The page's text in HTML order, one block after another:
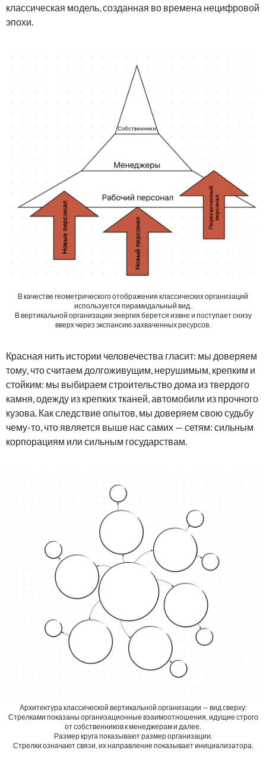
классическая модель, созданная во времена нецифровой
эпохи.
В качестве геометрического отображения классических организаций
используется пирамидальный вид.
В вертикальной организации энергия берется извне и поступает снизу
вверх через экспансию захваченных ресурсов.
Красная нить истории человечества гласит: мы доверяем
тому, что считаем долгоживущим, нерушимым, крепким и
стойким: мы выбираем строительство дома из твердого
камня, одежду из крепких тканей, автомобили из прочного
кузова. Как следствие опытов, мы доверяем свою судьбу
чему-то, что является выше нас самих — сетям: сильным
корпорациям или сильным государствам.
Архитектура классической вертикальной организации — вид сверху:
Стрелками показаны организационные взаимоотношения, идущие строго
от собственников к менеджерам и далее.
Размер круга показывают размер организации.
Стрелки означают связи, их направление показывает инициализатора.